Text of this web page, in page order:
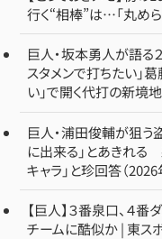
行く“相棒”は…「丸め
巨人・坂本勇人が語る
スタメンで打ちたい」
い」で開く代打の新境地
巨人・浦田俊輔が狙
に出来る」とあきれる
キャラ」と珍回答（
【巨人】３番泉口、４
チームに酷似か | 東ス